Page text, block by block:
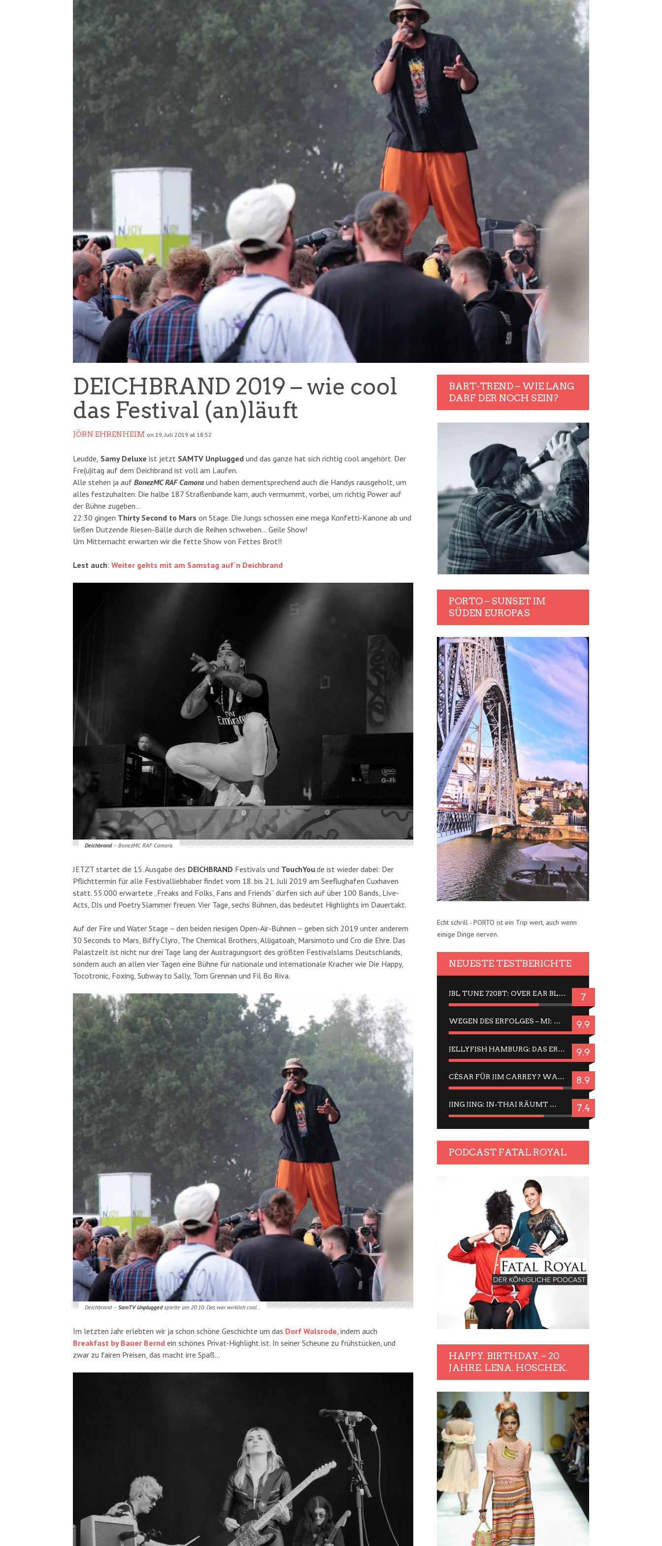
DEICHBRAND 2019 – wie cool
das Festival (an)läuft
JÖRN EHRENHEIM on 19. Juli 2019 at 18:52
Leudde, Samy Deluxe ist jetzt SAMTV Unplugged und das ganze hat sich richtig cool angehört. Der
Fre(u)itag auf dem Deichbrand ist voll am Laufen.
Alle stehen ja auf BonezMC RAF Camora und haben dementsprechend auch die Handys rausgeholt, um
alles festzuhalten. Die halbe 187 Straßenbande kam, auch vermummt, vorbei, um richtig Power auf
der Bühne zugeben…
22:30 gingen Thirty Second to Mars on Stage. Die Jungs schossen eine mega Konfetti-Kanone ab und
ließen Dutzende Riesen-Bälle durch die Reihen schweben… Geile Show!
Um Mitternacht erwarten wir die fette Show von Fettes Brot!!
Lest auch: Weiter gehts mit am Samstag auf´n Deichbrand
Deichbrand– BonezMC RAF Camora.
JETZT startet die 15. Ausgabe des DEICHBRAND Festivals und TouchYou.de ist wieder dabei: Der
Pflichttermin für alle Festivalliebhaber findet vom 18. bis 21. Juli 2019 am Seeflughafen Cuxhaven
statt. 55.000 erwartete „Freaks and Folks, Fans and Friends“ dürfen sich auf über 100 Bands, Live-
Acts, DJs und Poetry Slammer freuen. Vier Tage, sechs Bühnen, das bedeutet Highlights im Dauertakt.
Auf der Fire und Water Stage – den beiden riesigen Open-Air-Bühnen – geben sich 2019 unter anderem
30 Seconds to Mars, Biffy Clyro, The Chemical Brothers, Alligatoah, Marsimoto und Cro die Ehre. Das
Palastzelt ist nicht nur drei Tage lang der Austragungsort des größten Festivalslams Deutschlands,
sondern auch an allen vier Tagen eine Bühne für nationale und internationale Kracher wie Die Happy,
Tocotronic, Foxing, Subway to Sally, Tom Grennan und Fil Bo Riva.
Deichbrand – SamTV Unpluggedspielte um 20:10. Das war wirklich cool…
Im letzten Jahr erlebten wir ja schon schöne Geschichte um das Dorf Walsrode , indem auch
Breakfast by Bauer Bernd ein schönes Privat-Highlight ist. In seiner Scheune zu frühstücken, und
zwar zu fairen Preisen, das macht irre Spaß…
BART-TREND – WIE LANG
DARF DER NOCH SEIN?
PORTO – SUNSET IM
SÜDEN EUROPAS
Echt schrill - PORTO ist ein Trip wert, auch wenn
einige Dinge nerven.
NEUESTE TESTBERICHTE
JBL TUNE 720BT: OVER EAR BLUETOOTH KOPFHÖRER UM DIE 50,-€ IM DAUER-TEST 7
WEGEN DES ERFOLGES – MJ: MICHAEL JACKSON MUSICAL IN EINER MATINEE SEHEN 9.9
JELLYFISH HAMBURG: DAS ERFOLGREICHE SOMMER-MENÜ 2025 IN GEFÜHLEN UND BILDERN 9.9
CÉSAR FÜR JIM CARREY? WARUM DAS EINER DER NERVIGSTEN ACTORS IST UND BLEIBT 8.9
JING JING: IN-THAI RÄUMT WIEDER TITEL AB – EIN ZWEI-STUNDEN-ERLEBNISBERICHT 7.4
PODCAST FATAL ROYAL
HAPPY. BIRTHDAY. – 20
JAHRE. LENA. HOSCHEK.